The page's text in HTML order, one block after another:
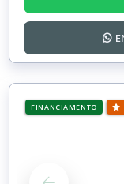
FINANCIAMENTO